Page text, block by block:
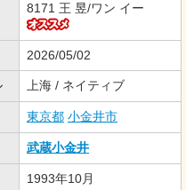
8171 王 昱/ワン イー
2026/05/02
上海 / ネイティブ
東京都 小金井市
武蔵小金井
1993年10月